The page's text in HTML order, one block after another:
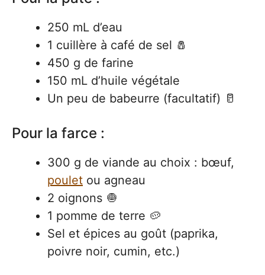
250 mL d’eau
1 cuillère à café de sel 🧂
450 g de farine
150 mL d’huile végétale
Un peu de babeurre (facultatif) 🥛
Pour la farce :
300 g de viande au choix : bœuf,
poulet ou agneau
2 oignons 🧅
1 pomme de terre 🥔
Sel et épices au goût (paprika,
poivre noir, cumin, etc.)